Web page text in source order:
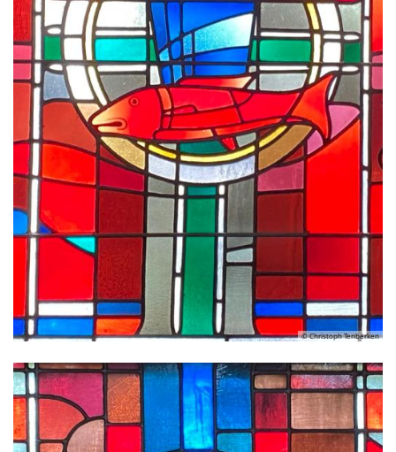
© Christoph Tenberken